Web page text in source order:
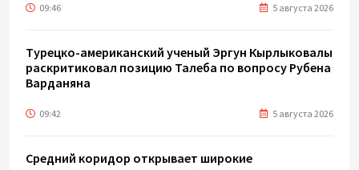
09:46 5 августа 2026
Турецко-американский ученый Эргун Кырлыковалы
раскритиковал позицию Талеба по вопросу Рубена
Варданяна
09:42 5 августа 2026
Средний коридор открывает широкие